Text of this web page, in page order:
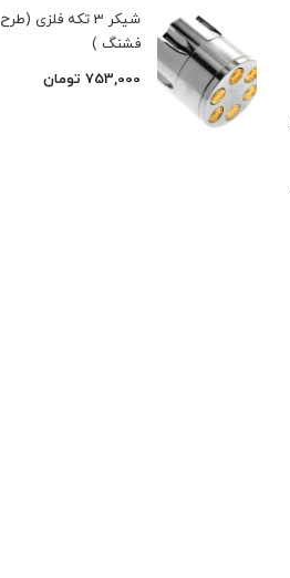
شیکر 3 تکه فلزی (طرح
فشنگ )
753,000 تومان